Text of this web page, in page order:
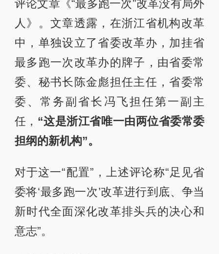
评论文章《“最多跑一次”改革没有局外
人》。文章透露，在浙江省机构改革
中，单独设立了省委改革办，加挂省
最多跑一次改革办的牌子，由省委常
委、秘书长陈金彪担任主任，省委常
委、常务副省长冯飞担任第一副主
任， “这是浙江省唯一由两位省委常委
担纲的新机构”。
对于这一“配置”，上述评论称“足见省
委将‘最多跑一次’改革进行到底、争当
新时代全面深化改革排头兵的决心和
意志”。